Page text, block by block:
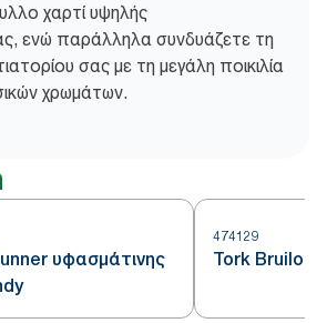
χαρτί υψηλής
ενώ παράλληλα συνδυάζετε τη
σας με τη μεγάλη ποικιλία
χρωμάτων.
υφασμάτινης
474129
Tork